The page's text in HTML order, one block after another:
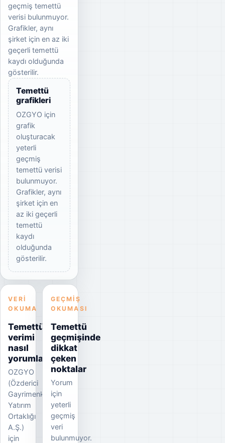
geçmiş temettü
verisi bulunmuyor.
Grafikler, aynı
şirket için en az iki
geçerli temettü
kaydı olduğunda
gösterilir.
Temettü
grafikleri
OZGYO için
grafik
oluşturacak
yeterli
geçmiş
temettü verisi
bulunmuyor.
Grafikler, aynı
şirket için en
az iki geçerli
temettü
kaydı
olduğunda
gösterilir.
VERI
OKUMA
Temettü
verimi
nasıl
yorumlanmalı?
OZGYO
(Özderici
Gayrimenkul
Yatırım
Ortaklığı
A.Ş.)
için
GEÇMIŞ
OKUMASI
Temettü
geçmişinde
dikkat
çeken
noktalar
Yorum
için
yeterli
geçmiş
veri
bulunmuyor.